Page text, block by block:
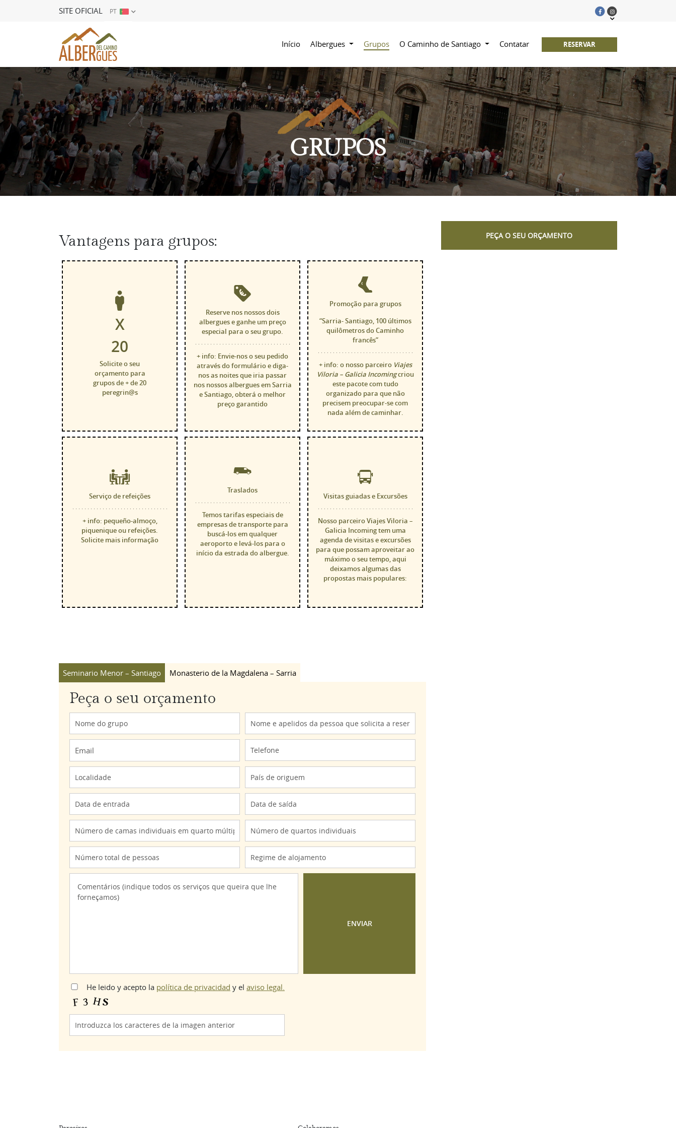
SITE OFICIAL PT
ES
EN
IT
PT
Início Albergues Grupos O Caminho de Santiago Contatar RESERVAR
GRUPOS
Vantagens para grupos:
X
20
Solicite o seu
orçamento para
grupos de + de 20
peregrin@s
Reserve nos nossos dois
albergues e ganhe um preço
especial para o seu grupo.
+ info: Envie-nos o seu pedido
através do formulário e diga-
nos as noites que iria passar
nos nossos albergues em Sarria
e Santiago, obterá o melhor
preço garantido
Promoção para grupos
“Sarria- Santiago, 100 últimos
quilômetros do Caminho
francês”
+ info: o nosso parceiro Viajes
Viloria – Galicia Incomingcriou
este pacote com tudo
organizado para que não
precisem preocupar-se com
nada além de caminhar.
Serviço de refeições
+ info: pequeño-almoço,
piquenique ou refeições.
Solicite mais informação
Traslados
Temos tarifas especiais de
empresas de transporte para
buscá-los em qualquer
aeroporto e levá-los para o
início da estrada do albergue.
Visitas guiadas e Excursões
Nosso parceiro Viajes Viloria –
Galicia Incoming tem uma
agenda de visitas e excursões
para que possam aproveitar ao
máximo o seu tempo, aqui
deixamos algumas das
propostas mais populares:
Seminario Menor – Santiago Monasterio de la Magdalena – Sarria
Peça o seu orçamento
He leido y acepto la política de privacidad y el aviso legal.
PEÇA O SEU ORÇAMENTO